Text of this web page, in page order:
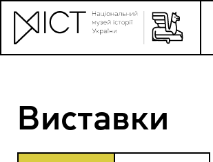
Виставки